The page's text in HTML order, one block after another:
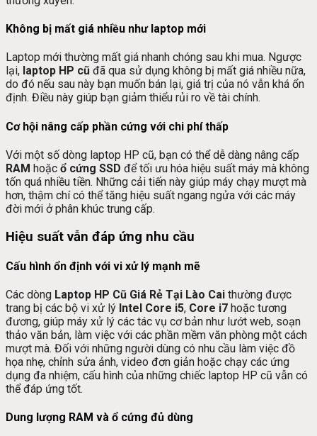
Không bị mất giá nhiều như laptop mới
Laptop mới thường mất giá nhanh chóng sau khi mua. Ngược
lại, laptop HP cũ đã qua sử dụng không bị mất giá nhiều nữa,
do đó nếu sau này bạn muốn bán lại, giá trị của nó vẫn khá ổn
định. Điều này giúp bạn giảm thiểu rủi ro về tài chính.
Cơ hội nâng cấp phần cứng với chi phí thấp
Với một số dòng laptop HP cũ, bạn có thể dễ dàng nâng cấp
RAM hoặc ổ cứng SSD để tối ưu hóa hiệu suất máy mà không
tốn quá nhiều tiền. Những cải tiến này giúp máy chạy mượt mà
hơn, thậm chí có thể tăng hiệu suất ngang ngửa với các máy
đời mới ở phân khúc trung cấp.
Hiệu suất vẫn đáp ứng nhu cầu
Cấu hình ổn định với vi xử lý mạnh mẽ
Các dòng Laptop HP Cũ Giá Rẻ Tại Lào Cai thường được
trang bị các bộ vi xử lý Intel Core i5, Core i7 hoặc tương
đương, giúp máy xử lý các tác vụ cơ bản như lướt web, soạn
thảo văn bản, làm việc với các phần mềm văn phòng một cách
mượt mà. Đối với những người dùng có nhu cầu làm việc đồ
họa nhẹ, chỉnh sửa ảnh, video đơn giản hoặc chạy các ứng
dụng đa nhiệm, cấu hình của những chiếc laptop HP cũ vẫn có
thể đáp ứng tốt.
Dung lượng RAM và ổ cứng đủ dùng